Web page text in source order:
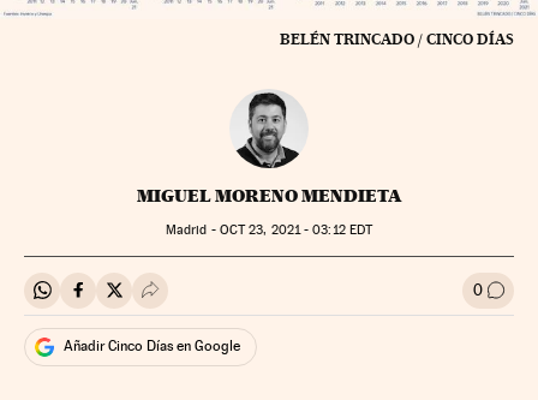
BELÉN TRINCADO / CINCO DÍAS
MIGUEL MORENO MENDIETA
Madrid - OCT23, 2021 - 03:12EDT
Compartir en Whatsapp
Compartir en Facebook
Compartir en Twitter
Desplegar Redes Sociales 0 Ir a
Añadir Cinco Días en Google